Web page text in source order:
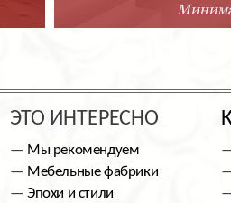
ЭТО ИНТЕРЕСНО
Мы рекомендуем
Мебельные фабрики
Эпохи и стили